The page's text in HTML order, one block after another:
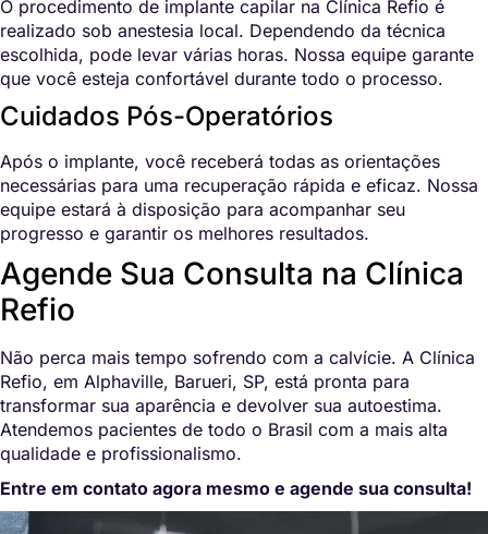
O procedimento de implante capilar na Clínica Refio é
realizado sob anestesia local. Dependendo da técnica
escolhida, pode levar várias horas. Nossa equipe garante
que você esteja confortável durante todo o processo.
Cuidados Pós-Operatórios
Após o implante, você receberá todas as orientações
necessárias para uma recuperação rápida e eficaz. Nossa
equipe estará à disposição para acompanhar seu
progresso e garantir os melhores resultados.
Agende Sua Consulta na Clínica
Refio
Não perca mais tempo sofrendo com a calvície. A Clínica
Refio, em Alphaville, Barueri, SP, está pronta para
transformar sua aparência e devolver sua autoestima.
Atendemos pacientes de todo o Brasil com a mais alta
qualidade e profissionalismo.
Entre em contato agora mesmo e agende sua consulta!